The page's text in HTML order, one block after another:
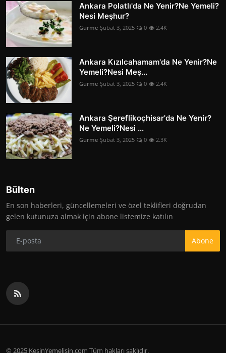
Ankara Polatlı'da Ne Yenir?Ne Yemeli?
Nesi Meşhur?
Gurme Şubat 3, 2025 0 2.4K
Ankara Kızılcahamam'da Ne Yenir?Ne
Yemeli?Nesi Meş...
Gurme Şubat 3, 2025 0 2.4K
Ankara Şereflikoçhisar'da Ne Yenir?
Ne Yemeli?Nesi ...
Gurme Şubat 3, 2025 0 2.3K
Bülten
En son haberleri, güncellemeleri ve özel teklifleri doğrudan
gelen kutunuza almak için abone listemize katılın
Abone
© 2025 KesinYemelisin.com Tüm hakları saklıdır.